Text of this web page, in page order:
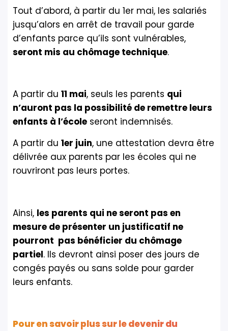
Tout d’abord, à partir du 1er mai, les salariés
jusqu’alors en arrêt de travail pour garde
d’enfants parce qu’ils sont vulnérables,
seront mis au chômage technique.
A partir du 11 mai, seuls les parents qui
n’auront pas la possibilité de remettre leurs
enfants à l’école seront indemnisés.
A partir du 1er juin, une attestation devra être
délivrée aux parents par les écoles qui ne
rouvriront pas leurs portes.
Ainsi, les parents qui ne seront pas en
mesure de présenter un justificatif ne
pourront pas bénéficier du chômage
partiel. Ils devront ainsi poser des jours de
congés payés ou sans solde pour garder
leurs enfants.
Pour en savoir plus sur le devenir du